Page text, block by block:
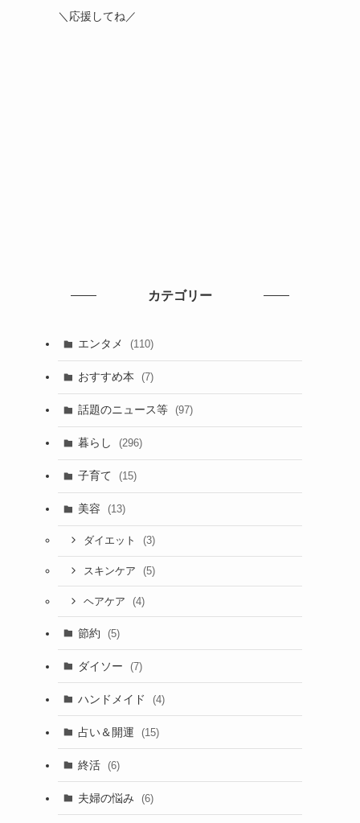
＼応援してね／
カテゴリー
エンタメ (110)
おすすめ本 (7)
話題のニュース等 (97)
暮らし (296)
子育て (15)
美容 (13)
ダイエット (3)
スキンケア (5)
ヘアケア (4)
節約 (5)
ダイソー (7)
ハンドメイド (4)
占い＆開運 (15)
終活 (6)
夫婦の悩み (6)